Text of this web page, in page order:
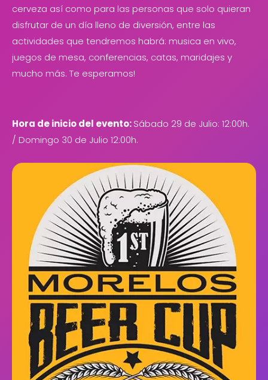
cerveza así como para las personas que solo quieran
disfrutar de un día lleno de diversión, entre las
actividades que tendremos habrá: musica en vivo,
juegos de mesa, conferencias, catas, maridajes y
mucho más. Te esperamos!
Hora de inicio del evento:Sábado 29 de Julio: 12:00h.
/ Domingo 30 de Julio 12:00h.
"Premiación de la Competencia: Sábado, 29 de julio a
Hora Fin del evento:Sábado 29 de Julio: 24:00h. /
Domingo 30 de Julio: 20:00h.
"Entrada gratuita a la expo de juegos de mesa de
Morelos con su boleto pagado."